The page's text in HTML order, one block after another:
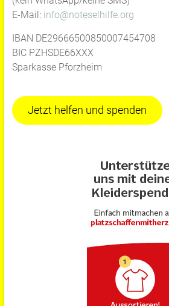
E-Mail: info@noteselhilfe.org
IBAN DE29666500850007454708
BIC PZHSDE66XXX
Sparkasse Pforzheim
Jetzt helfen und spenden